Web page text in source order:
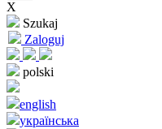
X
Szukaj
Zaloguj
polski
english
українська